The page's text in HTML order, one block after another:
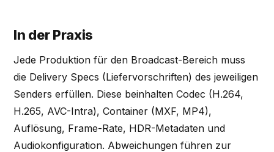
In der Praxis
Jede Produktion für den Broadcast-Bereich muss
die Delivery Specs (Liefervorschriften) des jeweiligen
Senders erfüllen. Diese beinhalten Codec (H.264,
H.265, AVC-Intra), Container (MXF, MP4),
Auflösung, Frame-Rate, HDR-Metadaten und
Audiokonfiguration. Abweichungen führen zur